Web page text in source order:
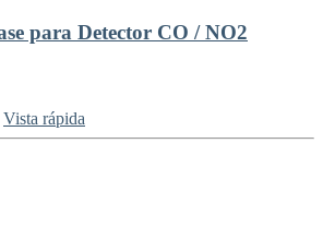
para Detector CO / NO2
Vista rápida